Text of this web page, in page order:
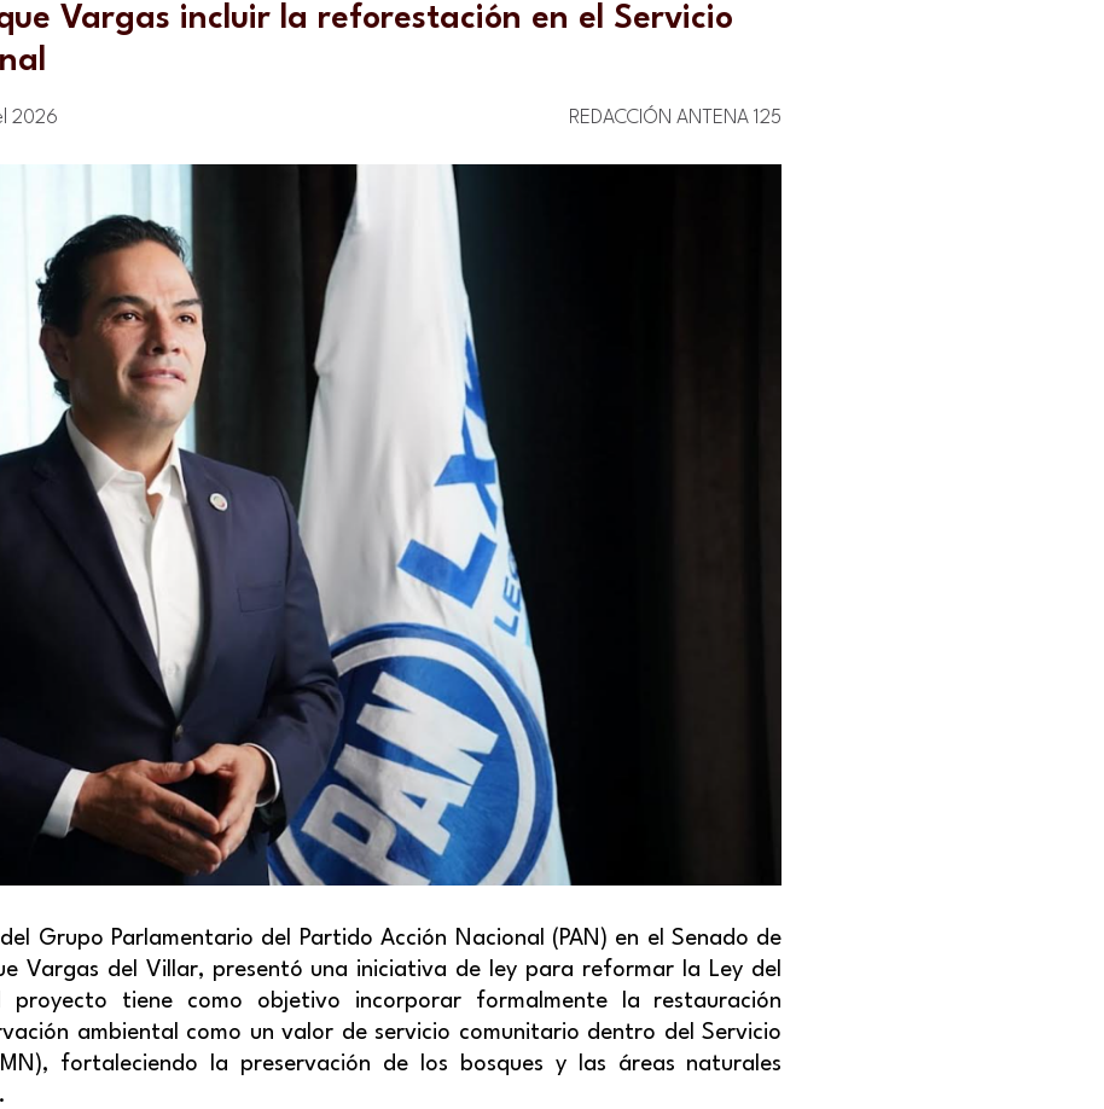
Vargas incluir la reforestación en el Servicio
2026 REDACCIÓN ANTENA 125
Grupo Parlamentario del Partido Acción Nacional (PAN) en el Senado de
Vargas del Villar, presentó una iniciativa de ley para reformar la Ley del
proyecto tiene como objetivo incorporar formalmente la restauración
ambiental como un valor de servicio comunitario dentro del Servicio
fortaleciendo la preservación de los bosques y las áreas naturales